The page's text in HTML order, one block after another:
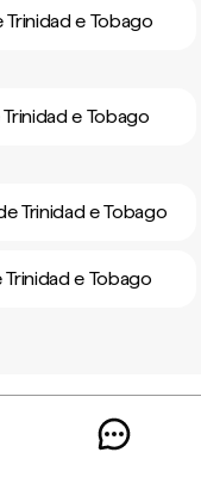
e Tobago
e Tobago
Trinidad e Tobago
e Tobago